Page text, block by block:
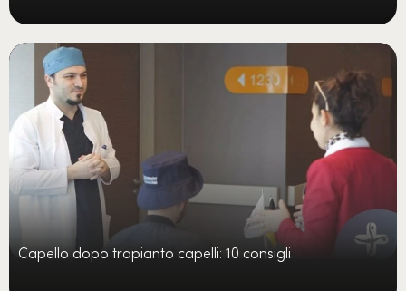
Capello dopo trapianto capelli: 10 consigli